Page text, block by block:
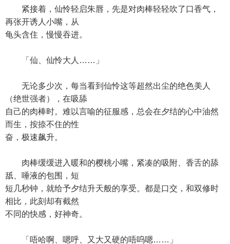
紧接着，仙怜轻启朱唇，先是对肉棒轻轻吹了口香气，
再张开诱人小嘴，从
龟头含住，慢慢吞进。
「仙、仙怜大人……」
无论多少次，每当看到仙怜这等超然出尘的绝色美人
（绝世强者），在吸舔
自己的肉棒时。难以言喻的征服感，总会在夕结的心中油然
而生，按捺不住的性
奋，极速飙升。
肉棒缓缓进入暖和的樱桃小嘴，紧凑的吸附、香舌的舔
舐、唾液的包围，短
短几秒钟，就给予夕结升天般的享受。都是口交，和双修时
相比，此刻却有截然
不同的快感，好神奇。
「唔哈啊、嗯呼、又大又硬的唔呜嗯……」